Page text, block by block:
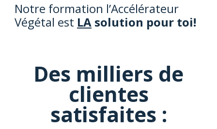
Notre formation l’Accélérateur
Végétal est LA solution pour toi!
Des milliers de
clientes
satisfaites :